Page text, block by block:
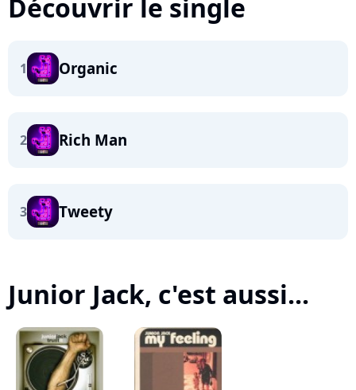
Découvrir le single
1 Organic
2 Rich Man
3 Tweety
Junior Jack, c'est aussi...